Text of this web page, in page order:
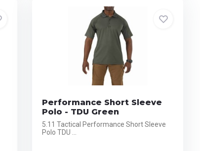
Performance Short Sleeve
Polo - TDU Green
5.11 Tactical Performance Short Sleeve
Polo TDU ...